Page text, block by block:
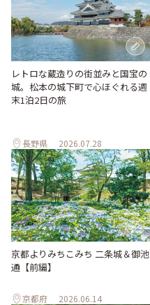
レトロな蔵造りの街並みと国宝の
城。松本の城下町で心ほぐれる週
末1泊2日の旅
長野県 2026.07.28
京都よりみちこみち 二条城＆御池
通【前編】
京都府 2026.06.14